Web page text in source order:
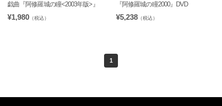
戯曲『阿修羅城の瞳<2003年版>』
¥1,980 （税込）
『阿修羅城の瞳2000』DVD
¥5,238 （税込）
1